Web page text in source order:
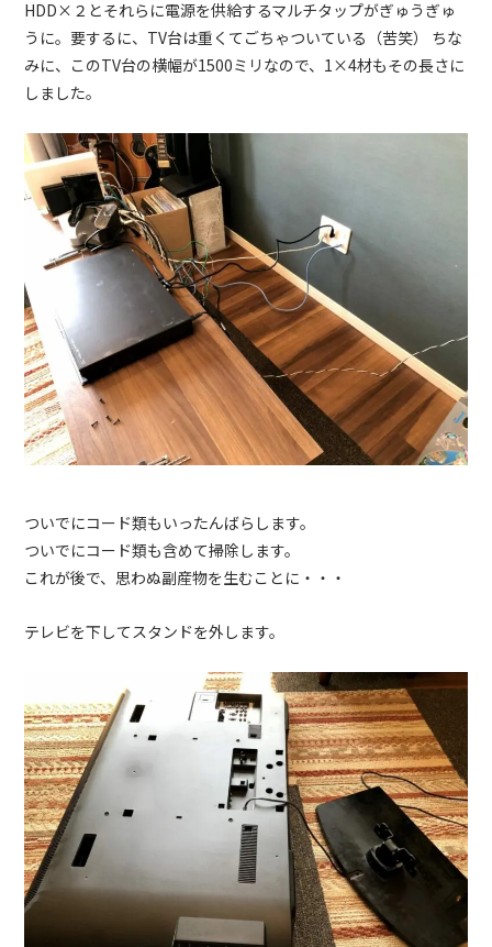
HDD×２とそれらに電源を供給するマルチタップがぎゅうぎゅ
うに。要するに、TV台は重くてごちゃついている（苦笑） ちな
みに、このTV台の横幅が1500ミリなので、1×4材もその長さに
しました。
ついでにコード類もいったんばらします。
ついでにコード類も含めて掃除します。
これが後で、思わぬ副産物を生むことに・・・
テレビを下してスタンドを外します。